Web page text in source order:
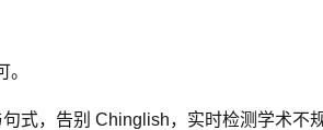
式，告别 Chinglish，实时检测学术不